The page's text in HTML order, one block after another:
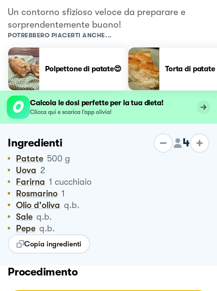
Un contorno sfizioso veloce da preparare e
sorprendentemente buono!
POTREBBERO PIACERTI ANCHE...
Polpettone di patate😍 Torta di patate
Calcola le dosi perfette per la tua dieta!
Clicca qui e scarica l’app olivia!
Ingredienti 4
Patate 500 g
Uova 2
Farirna 1 cucchiaio
Rosmarino 1
Olio d'oliva q.b.
Sale q.b.
Pepe q.b.
Copia ingredienti
Procedimento